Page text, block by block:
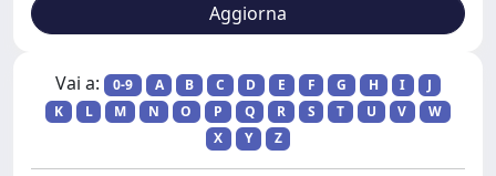
Vai a: 0-9 A B C D E F G H I
J
K
L M N O P Q R S T U V
W
X
Y Z